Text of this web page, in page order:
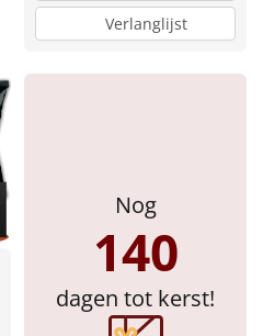
Verlanglijst
Nog
140
dagen tot kerst!